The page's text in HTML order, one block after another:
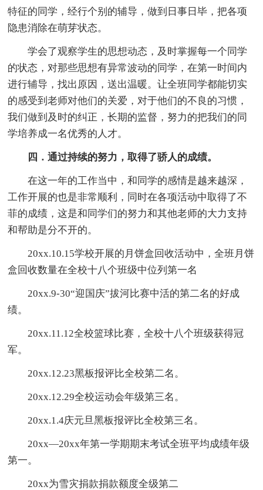
特征的同学，经行个别的辅导，做到日事日毕，把各项
隐患消除在萌芽状态。
学会了观察学生的思想动态，及时掌握每一个同学
的状态，对那些思想有异常波动的同学，在第一时间内
进行辅导，找出原因，送出温暖。让全班同学都能切实
的感受到老师对他们的关爱，对于他们的不良的习惯，
我们做到及时的纠正，长期的监督，努力的把我们的同
学培养成一名优秀的人才。
四．通过持续的努力，取得了骄人的成绩。
在这一年的工作当中，和同学的感情是越来越深，
工作开展的也是非常顺利，同时在各项活动中取得了不
菲的成绩，这是和同学们的努力和其他老师的大力支持
和帮助是分不开的。
20xx.10.15学校开展的月饼盒回收活动中，全班月饼
盒回收数量在全校十八个班级中位列第一名
20xx.9-30“迎国庆”拔河比赛中活的第二名的好成
绩。
20xx.11.12全校篮球比赛，全校十八个班级获得冠
军。
20xx.12.23黑板报评比全校第二名。
20xx.12.29全校运动会年级第三名。
20xx.1.4庆元旦黑板报评比全校第三名。
20xx—20xx年第一学期期末考试全班平均成绩年级
第一。
20xx为雪灾捐款捐款额度全级第二